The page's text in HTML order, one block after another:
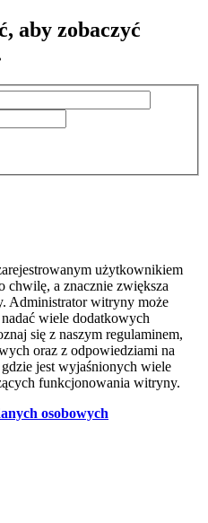
aby zobaczyć
użytkownikiem
chwilę, a znacznie zwiększa
Administrator witryny może
wiele dodatkowych
się z naszym regulaminem,
oraz z odpowiedziami na
jest wyjaśnionych wiele
funkcjonowania witryny.
osobowych